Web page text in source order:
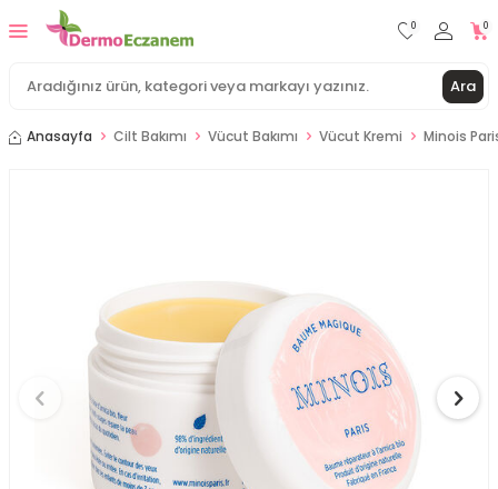
Ara
0 0
Anasayfa Cilt Bakımı Vücut Bakımı Vücut Kremi Minois